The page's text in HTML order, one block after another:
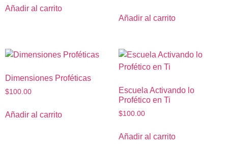
Añadir al carrito
Añadir al carrito
Dimensiones Proféticas
$100.00
Añadir al carrito
Escuela Activando lo
Profético en Ti
$100.00
Añadir al carrito